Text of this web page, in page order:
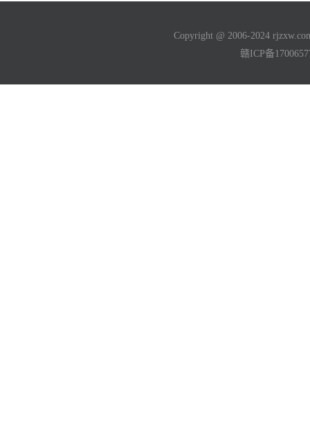
Copyright @ 2006-2024
赣ICP备